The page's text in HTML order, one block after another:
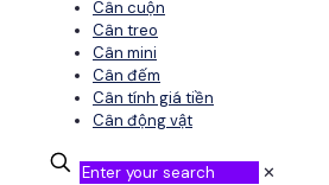
Cân cuộn
Cân treo
Cân mini
Cân đếm
Cân tính giá tiền
Cân động vật
✕